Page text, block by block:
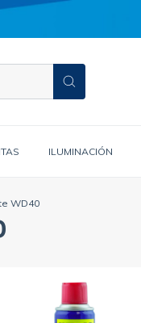
ILUMINACIÓN
WD40